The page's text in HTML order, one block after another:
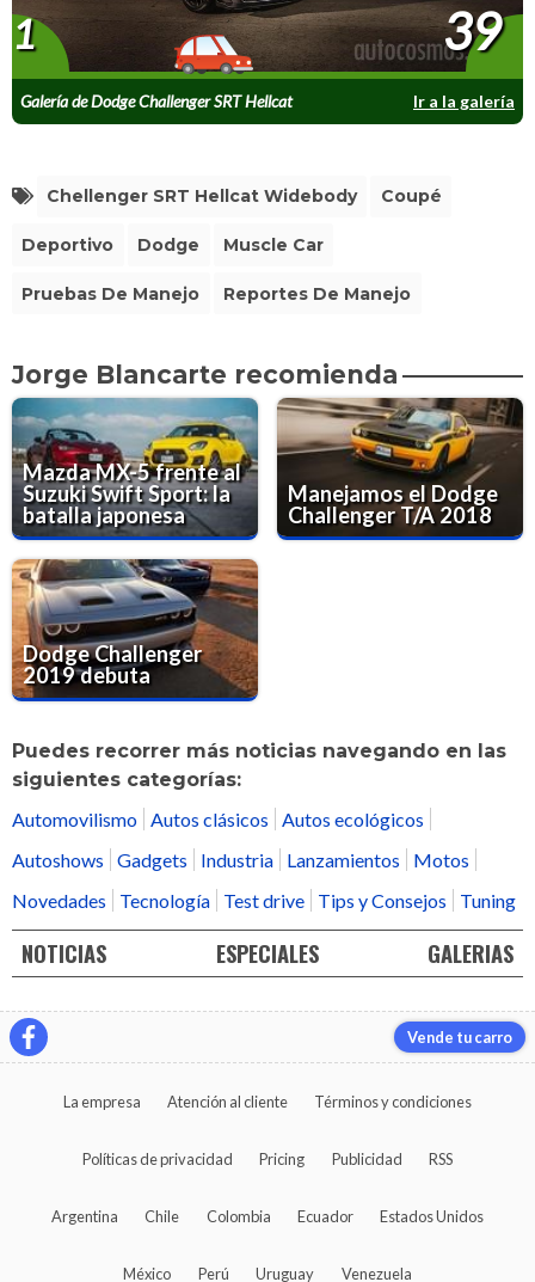
Galería de Dodge Challenger SRT Hellcat
Widebody 2019
Ir a la galería
1 39
Chellenger SRT Hellcat Widebody Coupé
Deportivo Dodge Muscle Car
Pruebas De Manejo Reportes De Manejo
Jorge Blancarte recomienda
Mazda MX-5 frente al
Suzuki Swift Sport: la
batalla japonesa
Manejamos el Dodge
Challenger T/A 2018
Dodge Challenger
2019 debuta
Puedes recorrer más noticias navegando en las
siguientes categorías:
Automovilismo
Autos clásicos
Autos ecológicos
Autoshows
Gadgets Industria Lanzamientos
Motos
Novedades
Tecnología Test drive Tips y Consejos Tuning
NOTICIAS ESPECIALES GALERIAS
Vende tu carro
La empresa Atención al cliente Términos y condiciones
Políticas de privacidad Pricing Publicidad RSS
Argentina Chile Colombia Ecuador Estados Unidos
México Perú Uruguay Venezuela